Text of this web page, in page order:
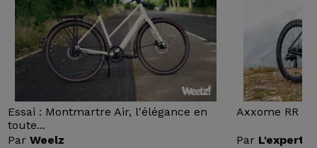
Essai : Montmartre Air, l'élégance en
toute...
ParWeelz
Axxome RR :
Par L'expert